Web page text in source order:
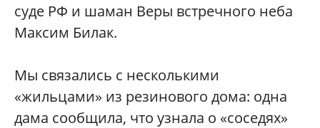
суде РФ и шаман Веры встречного неба
Максим Билак.
Мы связались с несколькими
«жильцами» из резинового дома: одна
дама сообщила, что узнала о «соседях»